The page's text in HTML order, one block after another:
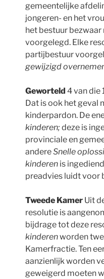
gemeentelijke
jongeren- en het
het bestuur
voorgelegd. Elke
partijbestuur
gewijzigd
Geworteld 4 van die
Dat is ook het geval
kinderpardon. De
kinderen; deze is
provinciale en
andereSnelle
kinderen is
preadvies luidt voor
Tweede Kamer Uit
resolutie is
bijdrage tot deze
kinderenworden
Kamerfractie. Ten
aanzienlijk worden
geweigerd moeten